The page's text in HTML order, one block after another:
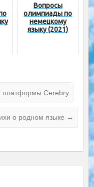
Вопросы
олимпиады по
немецкому
языку (2021)
платформы Cerebry
о родном языке →